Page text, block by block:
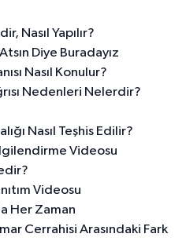
Nasıl Yapılır?
Diye Buradayız
Nasıl Konulur?
Nedenleri Nelerdir?
Nasıl Teşhis Edilir?
Videosu
Videosu
Her Zaman
Cerrahisi Arasındaki Fark